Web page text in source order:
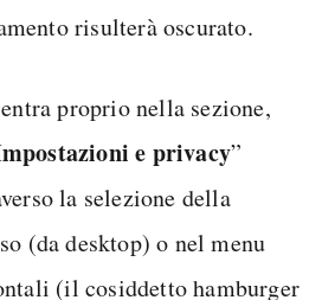
risulterà oscurato.
proprio nella sezione,
e privacy”
la selezione della
(da desktop) o nel menu
(il cosiddetto hamburger